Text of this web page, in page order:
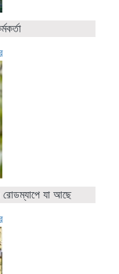
রোডম্যাপে যা আছে